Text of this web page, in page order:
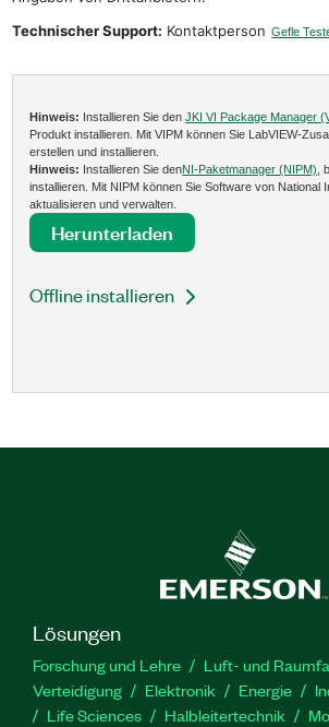
Technischer Support: Kontaktperson Gefle
Hinweis: Installieren Sie denJKI VI Package Manager
Produkt installieren. Mit VIPM können Sie LabVIEW-
erstellen und installieren.
Hinweis: Installieren Sie denNI-Paketmanager (NIPM) ,
installieren. Mit NIPM können Sie Software von National
aktualisieren und verwalten.
Herunterladen
Offline installieren
Lösungen
Forschung und Lehre
Luft- und
Verteidigung
Elektronik Energie
Life Sciences
Halbleitertechnik